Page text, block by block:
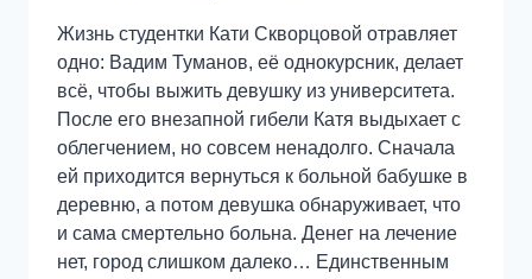
Жизнь студентки Кати Скворцовой отравляет
одно: Вадим Туманов, её однокурсник, делает
всё, чтобы выжить девушку из университета.
После его внезапной гибели Катя выдыхает с
облегчением, но совсем ненадолго. Сначала
ей приходится вернуться к больной бабушке в
деревню, а потом девушка обнаруживает, что
и сама смертельно больна. Денег на лечение
нет, город слишком далеко… Единственным